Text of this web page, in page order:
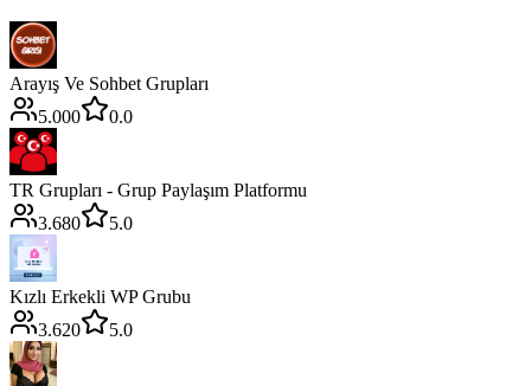
Arayış Ve Sohbet Grupları
5.000
0.0
TR Grupları - Grup Paylaşım Platformu
3.680
5.0
Kızlı Erkekli WP Grubu
3.620
5.0